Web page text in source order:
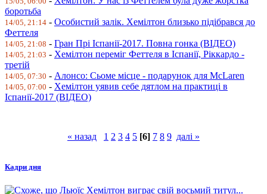
боротьба
14/05, 21:14 - Особистий залік. Хемілтон близько підібрався до
Феттеля
14/05, 21:08 - Гран Прі Іспанії-2017. Повна гонка (ВІДЕО)
14/05, 21:03 - Хемілтон переміг Феттеля в Іспанії, Ріккардо -
третій
14/05, 07:30 - Алонсо: Сьоме місце - подарунок для McLaren
14/05, 07:00 - Хемілтон уявив себе дятлом на практиці в
Іспанії-2017 (ВІДЕО)
« назад 1 2 3 4 5 [6] 7 8 9 далі »
Кадри дня